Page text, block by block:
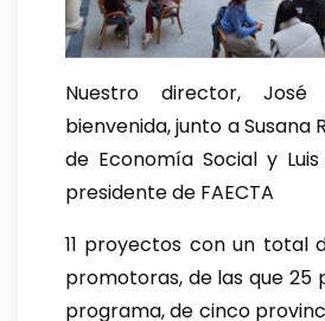
Nuestro director,
bienvenida, junto a Susana
de Economía Social y
presidente de FAECTA
11 proyectos con un total
promotoras, de las que 25
programa, de cinco